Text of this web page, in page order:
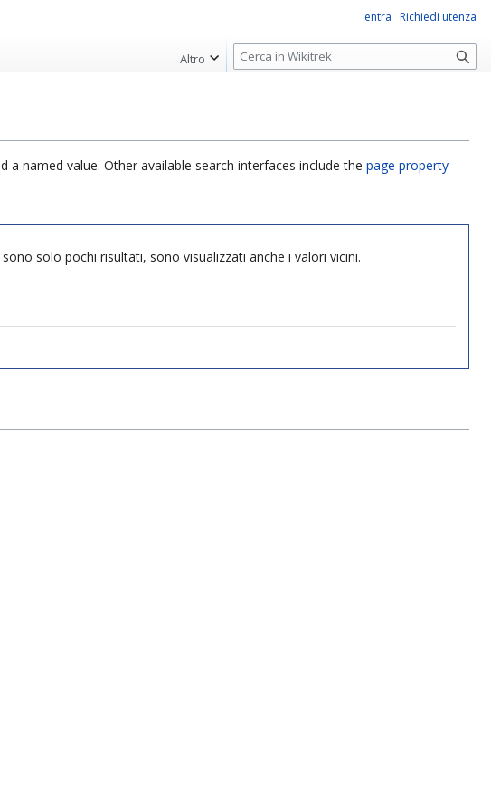
named value. Other available search interfaces include the page property
solo pochi risultati, sono visualizzati anche i valori vicini.
entra Richiedi utenza
Altro
R
i
r
c